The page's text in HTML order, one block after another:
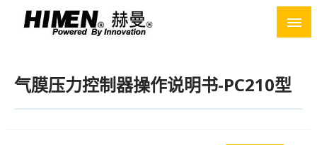
气膜压力控制器操作说明书-PC210型